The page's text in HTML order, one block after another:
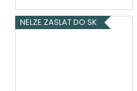
NELZE ZASLAT DO SK